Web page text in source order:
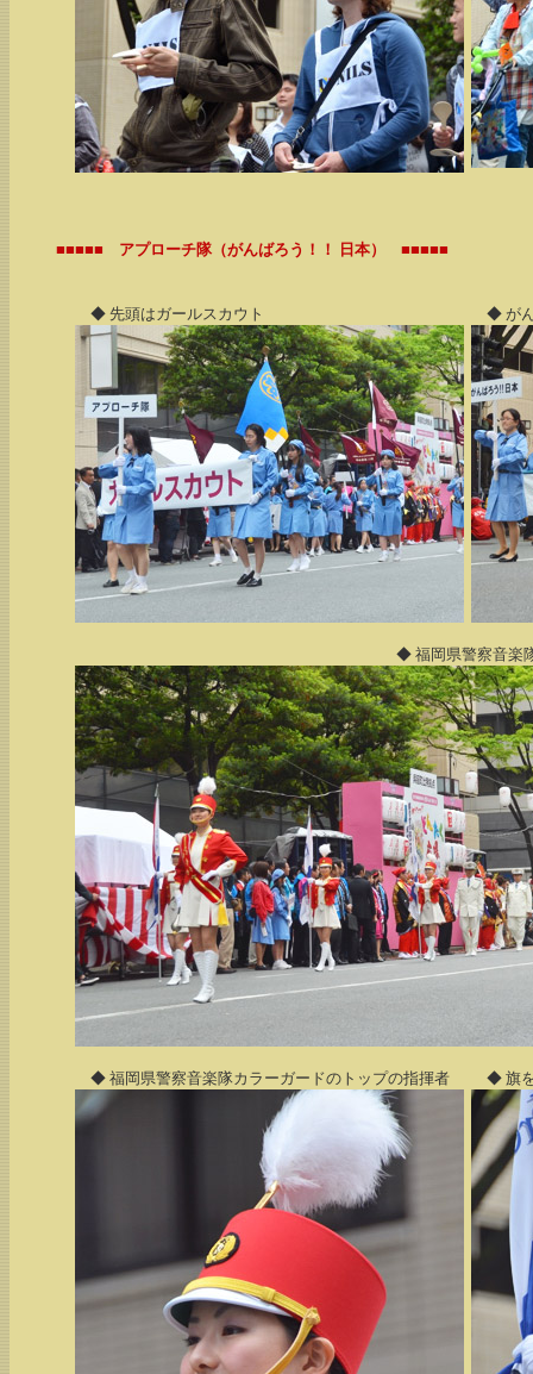
■■■■■ アプローチ隊（がんばろう！！ 日本） ■■■■■
◆ 先頭はガールスカウト ◆ がん
◆ 福岡県警察音楽
◆ 福岡県警察音楽隊カラーガードのトップの指揮者 ◆ 旗を